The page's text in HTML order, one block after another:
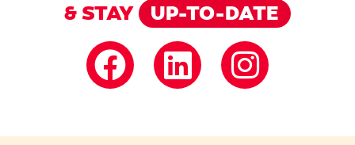
& STAY
UP-TO-DATE